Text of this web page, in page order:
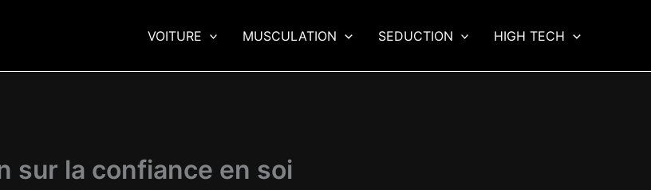
VOITURE MUSCULATION SEDUCTION HIGH TECH
sur la confiance en soi